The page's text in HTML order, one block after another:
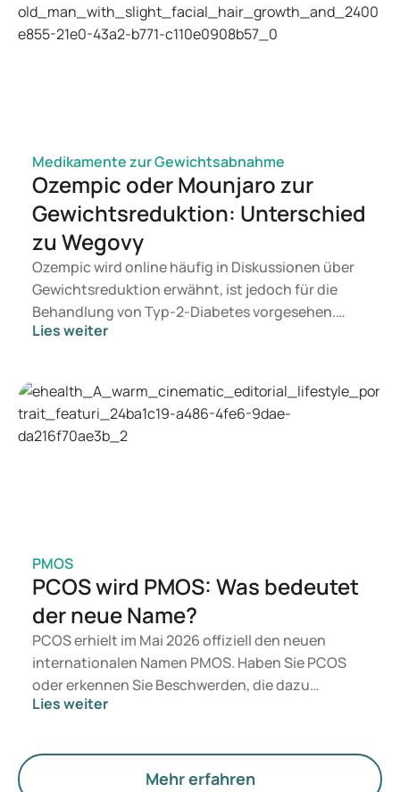
Medikamente zur Gewichtsabnahme
Ozempic oder Mounjaro zur
Gewichtsreduktion: Unterschied
zu Wegovy
Ozempic wird online häufig in Diskussionen über
Gewichtsreduktion erwähnt, ist jedoch für die
Behandlung von Typ-2-Diabetes vorgesehen.
Suchen Sie eine Therapie zur Gewichtskontrolle,
geeignet ist, entscheidet ein Arzt auf Basis Ihrer
gesundheitlichen Verfassung, Ihres BMI und Ihrer
aktuellen Medikation.
Lies weiter
PMOS
PCOS wird PMOS: Was bedeutet
der neue Name?
PCOS erhielt im Mai 2026 offiziell den neuen
internationalen Namen PMOS. Haben Sie PCOS
oder erkennen Sie Beschwerden, die dazu
passen? Medizinisch ändert sich vorerst nichts.
Hormone, den Stoffwechsel und die Funktion der
Lies weiter
Mehr erfahren